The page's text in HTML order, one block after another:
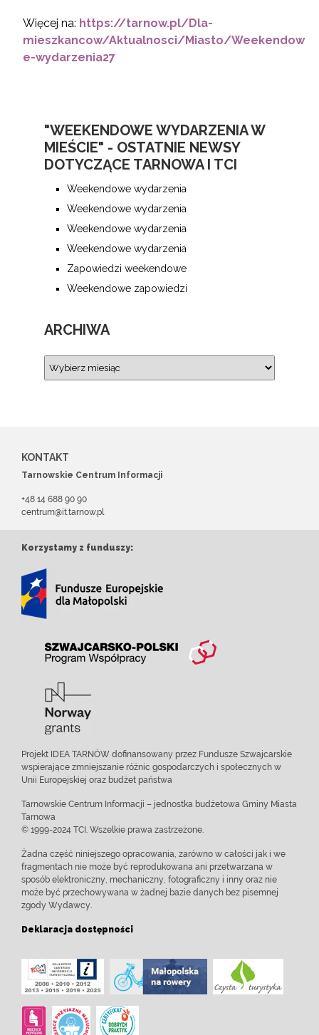
Więcej na: https://tarnow.pl/Dla-
mieszkancow/Aktualnosci/Miasto/Weekendow
e-wydarzenia27
"WEEKENDOWE WYDARZENIA W
MIEŚCIE" - OSTATNIE NEWSY
DOTYCZĄCE TARNOWA I TCI
Weekendowe wydarzenia
Weekendowe wydarzenia
Weekendowe wydarzenia
Weekendowe wydarzenia
Zapowiedzi weekendowe
Weekendowe zapowiedzi
ARCHIWA
KONTAKT
Tarnowskie Centrum Informacji
+48 14 688 90 90
centrum@it.tarnow.pl
Korzystamy z funduszy:
Projekt IDEA TARNÓW dofinansowany przez Fundusze Szwajcarskie
wspierające zmniejszanie różnic gospodarczych i społecznych w
Unii Europejskiej oraz budżet państwa
Tarnowskie Centrum Informacji – jednostka budżetowa Gminy Miasta
Tarnowa
© 1999-2024 TCI. Wszelkie prawa zastrzeżone.
Żadna część niniejszego opracowania, zarówno w całości jak i we
fragmentach nie może być reprodukowana ani przetwarzana w
sposób elektroniczny, mechaniczny, fotograficzny i inny oraz nie
może być przechowywana w żadnej bazie danych bez pisemnej
zgody Wydawcy.
Deklaracja dostępności